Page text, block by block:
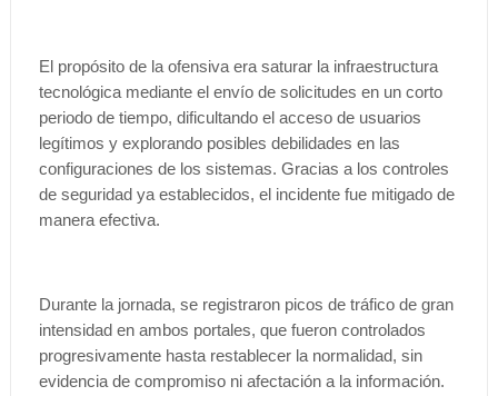
El propósito de la ofensiva era saturar la infraestructura
tecnológica mediante el envío de solicitudes en un corto
periodo de tiempo, dificultando el acceso de usuarios
legítimos y explorando posibles debilidades en las
configuraciones de los sistemas. Gracias a los controles
de seguridad ya establecidos, el incidente fue mitigado de
manera efectiva.
Durante la jornada, se registraron picos de tráfico de gran
intensidad en ambos portales, que fueron controlados
progresivamente hasta restablecer la normalidad, sin
evidencia de compromiso ni afectación a la información.